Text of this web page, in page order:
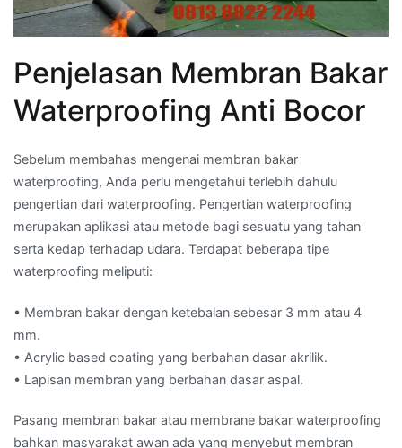
Penjelasan Membran Bakar
Waterproofing Anti Bocor
Sebelum membahas mengenai membran bakar
waterproofing, Anda perlu mengetahui terlebih dahulu
pengertian dari waterproofing. Pengertian waterproofing
merupakan aplikasi atau metode bagi sesuatu yang tahan
serta kedap terhadap udara. Terdapat beberapa tipe
waterproofing meliputi:
• Membran bakar dengan ketebalan sebesar 3 mm atau 4
mm.
• Acrylic based coating yang berbahan dasar akrilik.
• Lapisan membran yang berbahan dasar aspal.
Pasang membran bakar atau membrane bakar waterproofing
bahkan masyarakat awan ada yang menyebut membran